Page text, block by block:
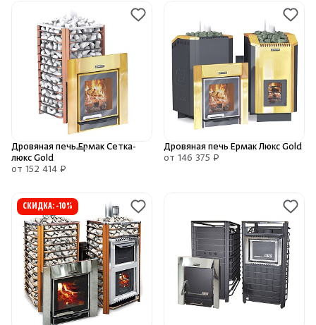
Пародушевые
Краны
Дровяная печь Ермак Сетка-
люкс Gold
от 152 414 ₽
Дровяная печь Ермак Люкс Gold
от 146 375 ₽
СКИДКА: -10%